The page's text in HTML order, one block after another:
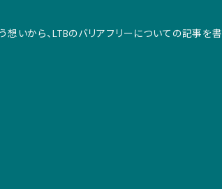
いから、LTBのバリアフリーについての記事を書